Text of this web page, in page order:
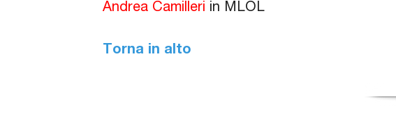
Andrea Camilleri in MLOL
Torna in alto